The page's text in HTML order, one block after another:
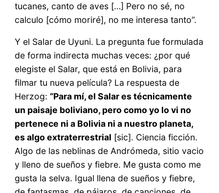
tucanes, canto de aves […] Pero no sé, no
calculo [cómo moriré], no me interesa tanto”.
Y el Salar de Uyuni. La pregunta fue formulada
de forma indirecta muchas veces: ¿por qué
elegiste el Salar, que está en Bolivia, para
filmar tu nueva película? La respuesta de
Herzog: “Para mí, el Salar es técnicamente
un paisaje boliviano, pero como yo lo vi no
pertenece ni a Bolivia ni a nuestro planeta,
es algo extraterrestrial [sic]. Ciencia ficción.
Algo de las neblinas de Andrómeda, sitio vacio
y lleno de sueños y fiebre. Me gusta como me
gusta la selva. Igual llena de sueños y fiebre,